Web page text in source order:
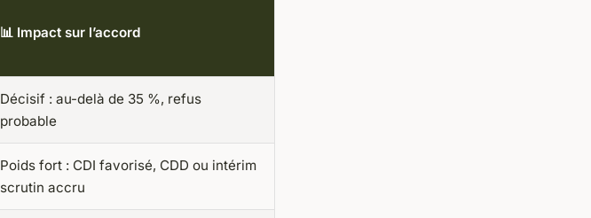
📊 Impact sur l’accord
Décisif : au-delà de 35 %, refus
probable
Poids fort : CDI favorisé, CDD ou intérim
scrutin accru